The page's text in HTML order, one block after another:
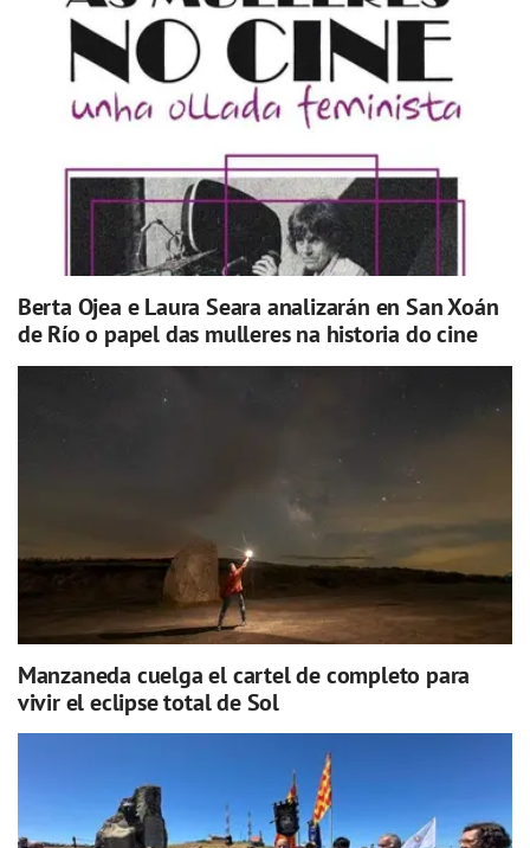
Berta Ojea e Laura Seara analizarán en San Xoán
de Río o papel das mulleres na historia do cine
Manzaneda cuelga el cartel de completo para
vivir el eclipse total de Sol